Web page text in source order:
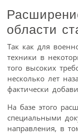
области
Так как для
техники в
того высоких
несколько лет
фактически
На базе этого
специальными
направления, в